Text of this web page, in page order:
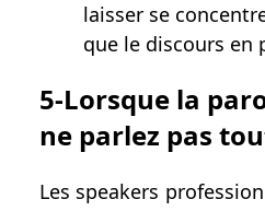
laisser se
que le discours en
5-Lorsque la
ne parlez pas
Les speakers